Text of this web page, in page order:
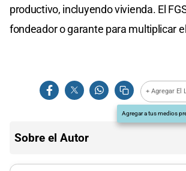
productivo, incluyendo vivienda. El
fondeador o garante para multiplicar
+ Agregar El
Agregar a tus medios
Sobre el Autor